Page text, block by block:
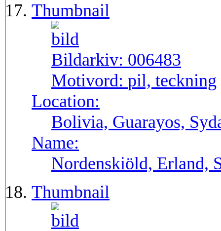
Thumbnail
Bildarkiv: 006483
Motivord: pil, teckning
Location:
Bolivia, Guarayos,
Name:
Nordenskiöld, Erland,
Thumbnail